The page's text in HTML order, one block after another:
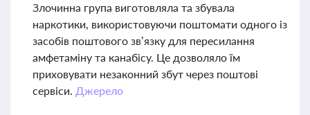
Злочинна група виготовляла та збувала
наркотики, використовуючи поштомати одного із
засобів поштового зв’язку для пересилання
амфетаміну та канабісу. Це дозволяло їм
приховувати незаконний збут через поштові
сервіси. Джерело